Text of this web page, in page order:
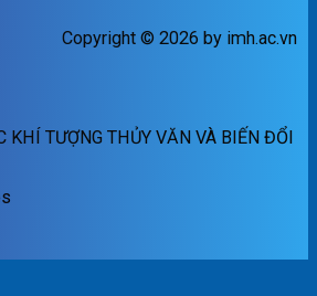
Copyright © 2026 by imh.ac.vn
KHÍ TƯỢNG THỦY VĂN VÀ BIẾN ĐỔI